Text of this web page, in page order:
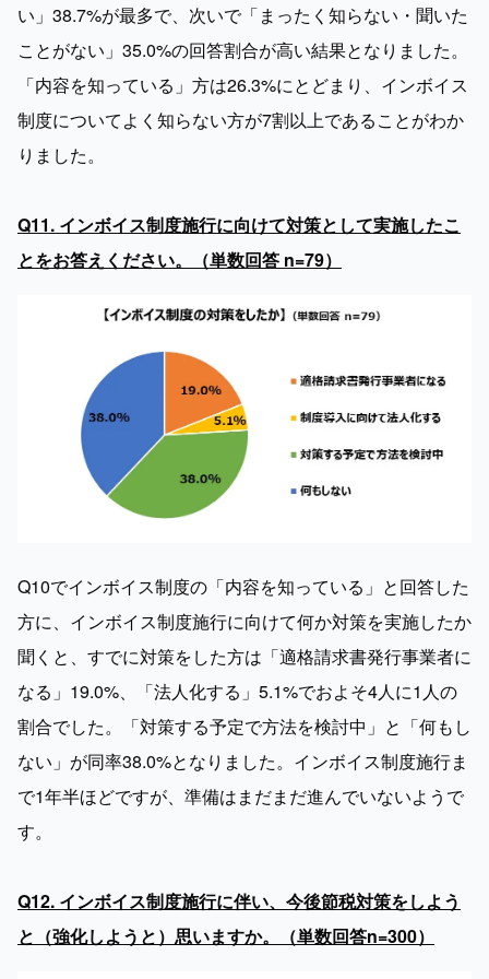
い」38.7%が最多で、次いで「まったく知らない・聞いた
ことがない」35.0%の回答割合が高い結果となりました。
「内容を知っている」方は26.3%にとどまり、インボイス
制度についてよく知らない方が7割以上であることがわか
りました。
Q11. インボイス制度施行に向けて対策として実施したこ
とをお答えください。（単数回答 n=79）
Q10でインボイス制度の「内容を知っている」と回答した
方に、インボイス制度施行に向けて何か対策を実施したか
聞くと、すでに対策をした方は「適格請求書発行事業者に
なる」19.0%、「法人化する」5.1%でおよそ4人に1人の
割合でした。「対策する予定で方法を検討中」と「何もし
ない」が同率38.0%となりました。インボイス制度施行ま
で1年半ほどですが、準備はまだまだ進んでいないようで
す。
Q12. インボイス制度施行に伴い、今後節税対策をしよう
と（強化しようと）思いますか。（単数回答n=300）